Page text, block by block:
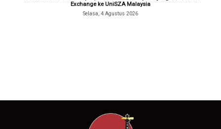
Exchange ke UniSZA Malaysia
Selasa, 4 Agustus 2026